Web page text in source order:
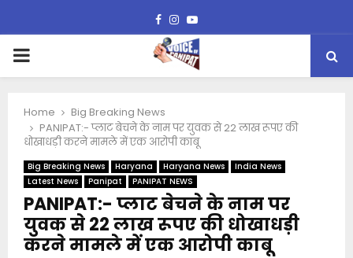
Facebook
Instagram
Youtube
PRIMARY
Home
Big Breaking News
PANIPAT:- प्लाट बेचने के नाम पर युवक से 22 लाख रूपए की
धोखाधड़ी करने मामले में एक आरोपी काबू
Big Breaking News Haryana Haryana News
India News
Latest News
Panipat PANIPAT NEWS
PANIPAT:- प्लाट बेचने के नाम पर
युवक से 22 लाख रूपए की धोखाधड़ी
करने मामले में एक आरोपी काबू